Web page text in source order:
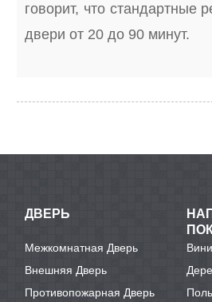
говорит, что стандартные
двери от 20 до 90 минут.
ДВЕРЬ
Межкомнатная Дверь
Внешняя Дверь
Противопожарная Дверь